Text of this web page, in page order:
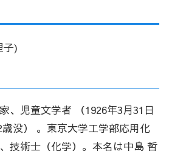
)
、児童文学者 （1926年3月31日
没） 。東京大学工学部応用化
技術士（化学）。本名は中島 哲